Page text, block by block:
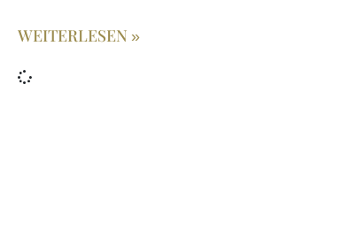
WEITERLESEN »